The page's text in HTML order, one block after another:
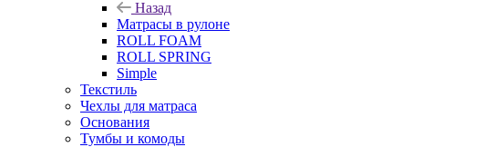
Назад
Матрасы в рулоне
ROLL FOAM
ROLL SPRING
Simple
Текстиль
Чехлы для матраса
Основания
Тумбы и комоды